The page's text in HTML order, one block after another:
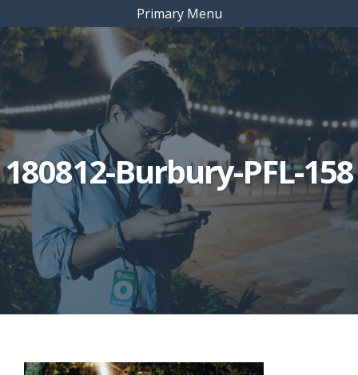
Primary Menu
180812-Burbury-PFL-158